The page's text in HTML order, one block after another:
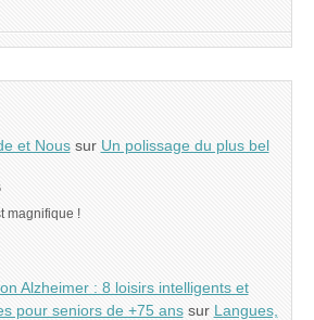
et Noussur Un polissage du plus bel
magnifique !
Alzheimer : 8 loisirs intelligents et
pour seniors de +75 anssur Langues,